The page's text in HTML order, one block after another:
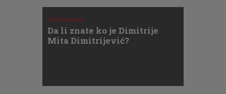
Zanimljivosti
Da li znate ko je Dimitrije
Mita Dimitrijević?